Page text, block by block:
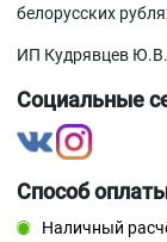
белорусских
ИП Кудрявцев
Социальные
Способ
Наличный